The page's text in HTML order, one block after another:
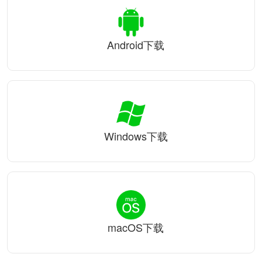
Android下载
Windows下载
macOS下载